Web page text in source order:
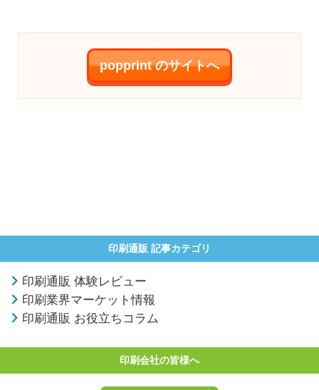
popprint のサイトへ
印刷通販 記事カテゴリ
印刷通販 体験レビュー
印刷業界マーケット情報
印刷通販 お役立ちコラム
印刷会社の皆様へ